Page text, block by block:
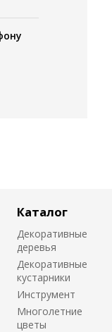
Каталог
Декоративные
деревья
Декоративные
кустарники
Инструмент
Многолетние
цветы